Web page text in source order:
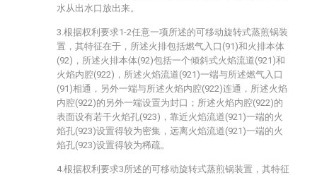
水从出水口放出来。
3.根据权利要求1-2任意一项所述的可移动旋转式蒸煎锅装
置，其特征在于，所述火排包括燃气入口(91)和火排本体
(92)，所述火排本体(92)包括一个倾斜式火焰流道(921)和
火焰内腔(922)，所述火焰流道(921)一端与所述燃气入口
(91)相通，另外一端与所述火焰内腔(922)连通，所述火焰
内腔(922)的另外一端设置为封口；所述火焰内腔(922)的
表面设有若干火焰孔(923)，靠近火焰流道(921)一端的火
焰孔(923)设置得较为密集，远离火焰流道(921)一端的火
焰孔(923)设置得较为稀疏。
4.根据权利要求3所述的可移动旋转式蒸煎锅装置，其特征